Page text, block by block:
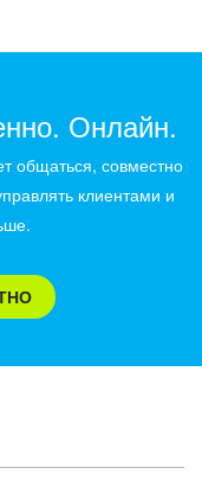
Онлайн.
общаться, совместно
клиентами и